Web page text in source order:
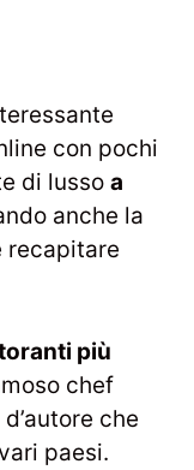
con pochi
di lusso a
anche la
recapitare
più
chef
che
paesi.